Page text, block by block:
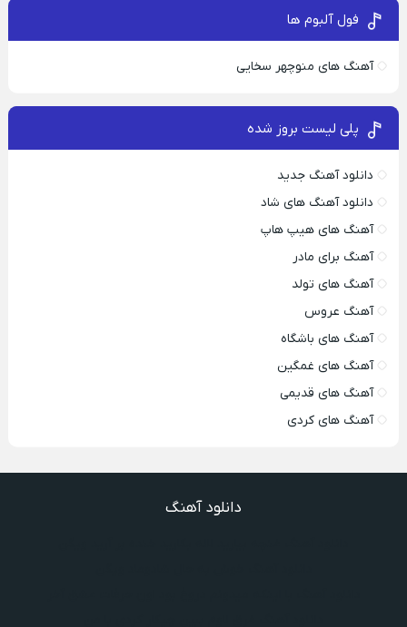
فول آلبوم ها
آهنگ های منوچهر سخایی
پلی لیست بروز شده
دانلود آهنگ جدید
دانلود آهنگ های شاد
آهنگ های هیپ هاپ
آهنگ برای مادر
آهنگ های تولد
آهنگ عروس
آهنگ های باشگاه
آهنگ های غمگین
آهنگ های قدیمی
آهنگ های کردی
دانلود آهنگ